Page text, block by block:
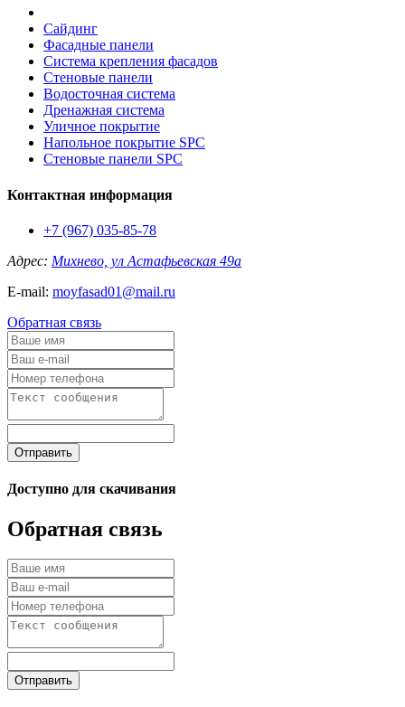
Сайдинг
Фасадные панели
Система крепления фасадов
Стеновые панели
Водосточная система
Дренажная система
Уличное покрытие
Напольное покрытие SPC
Стеновые панели SPC
Контактная информация
+7 (967) 035-85-78
Адрес: Михнево, ул Астафьевская 49а
E-mail: moyfasad01@mail.ru
Обратная связь
Отправить
Доступно для скачивания
Обратная связь
Отправить